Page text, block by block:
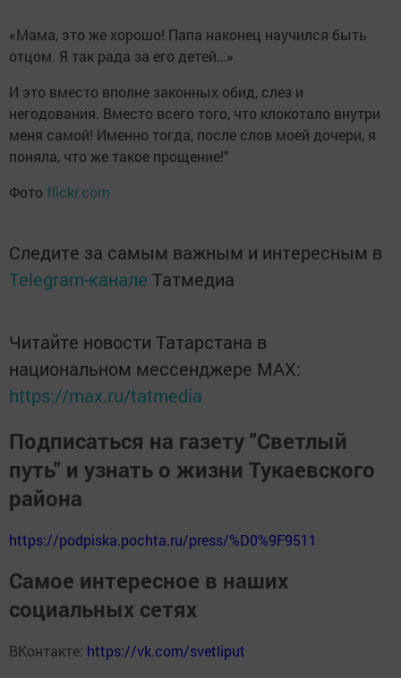
«Мама, это же хорошо! Папа наконец научился быть
отцом. Я так рада за его детей…»
И это вместо вполне законных обид, слез и
негодования. Вместо всего того, что клокотало внутри
меня самой! Именно тогда, после слов моей дочери, я
поняла, что же такое прощение!"
Фото flickr.com
Следите за самым важным и интересным в
Telegram-канале Татмедиа
Читайте новости Татарстана в
национальном мессенджере MАХ:
https://max.ru/tatmedia
Подписаться на газету "Светлый
путь" и узнать о жизни Тукаевского
района
https://podpiska.pochta.ru/press/%D0%9F9511
Самое интересное в наших
социальных сетях
ВКонтакте: https://vk.com/svetliput